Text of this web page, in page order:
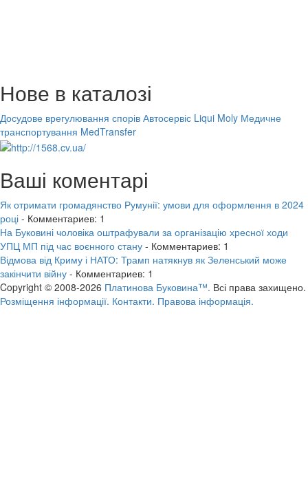
Нове в каталозі
Досудове врегулювання спорів Автосервіс Liqui Moly Медичне
транспортування MedTransfer
Ваші коментарі
Як отримати громадянство Румунії: умови для оформлення в 2024
році - Комментариев: 1
На Буковині чоловіка оштрафували за організацію хресної ходи
УПЦ МП під час воєнного стану - Комментариев: 1
Відмова від Криму і НАТО: Трамп натякнув як Зеленський може
закінчити війну - Комментариев: 1
Copyright © 2008-2026 Платинова Буковина™. Всі права захищено.
Розміщення інформації. Контакти. Правова інформація.